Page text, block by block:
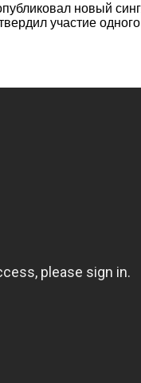
новый
участие